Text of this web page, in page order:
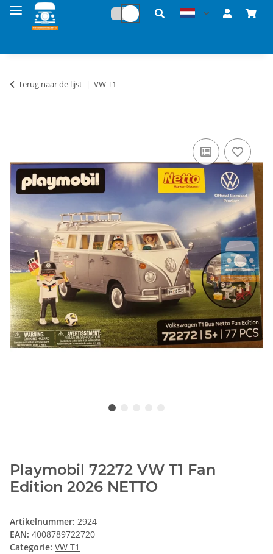
Terug naar de lijst VW T1
Playmobil 72272 VW T1 Fan
Edition 2026 NETTO
Artikelnummer: 2924
EAN: 4008789722720
Categorie: VW T1